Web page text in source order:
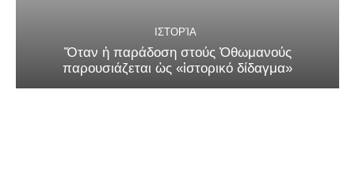
ΙΣΤΟΡΊΑ
Ὅταν ἡ παράδοση στούς Ὀθωμανούς
παρουσιάζεται ὡς «ἱστορικό δίδαγμα»